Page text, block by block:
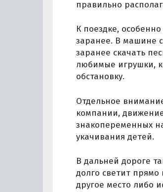
правильно
К поездке,
заранее. В машине
заранее скачать
любимые игрушки,
обстановку.
Отдельное
компании,
знакопеременных
укачивания детей.
В дальней дороге
долго светит
другое место либо